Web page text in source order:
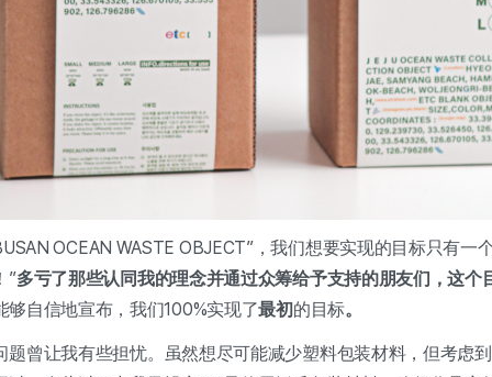
OCEAN WASTE OBJECT”，我们想要实现的目标只有一
”多亏了那些认同我的理念并通过众筹给予支持的朋友们，这
够自信地宣布，我们100%实现了最初的目标。
题曾让我有些担忧。虽然想尽可能减少塑料包装材料，但考虑